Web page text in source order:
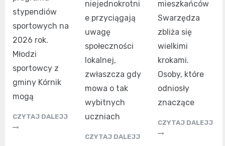
stypendiów
sportowych na
2026 rok.
Młodzi
sportowcy z
gminy Kórnik
mogą
CZYTAJ DALEJJ
niejednokrotni
e przyciągają
uwagę
społeczności
lokalnej,
zwłaszcza gdy
mowa o tak
wybitnych
uczniach
CZYTAJ DALEJJ
mieszkańców
Swarzędza
zbliża się
wielkimi
krokami.
Osoby, które
odniosły
znaczące
CZYTAJ DALEJJ